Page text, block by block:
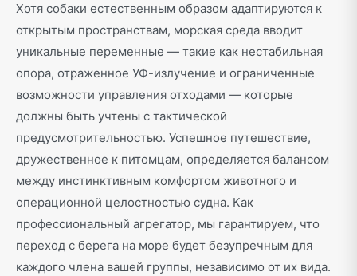
Хотя собаки естественным образом адаптируются к
открытым пространствам, морская среда вводит
уникальные переменные — такие как нестабильная
опора, отраженное УФ-излучение и ограниченные
возможности управления отходами — которые
должны быть учтены с тактической
предусмотрительностью. Успешное путешествие,
дружественное к питомцам, определяется балансом
между инстинктивным комфортом животного и
операционной целостностью судна. Как
профессиональный агрегатор, мы гарантируем, что
переход с берега на море будет безупречным для
каждого члена вашей группы, независимо от их вида.